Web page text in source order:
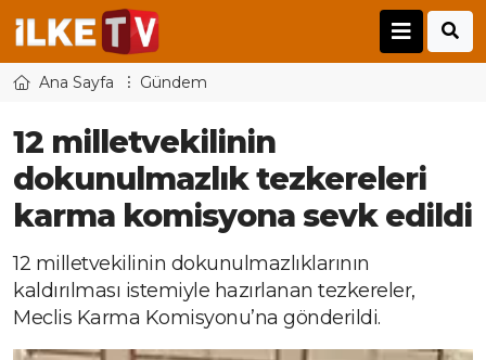
Ana Sayfa Gündem
12 milletvekilinin
dokunulmazlık tezkereleri
karma komisyona sevk edildi
12 milletvekilinin dokunulmazlıklarının
kaldırılması istemiyle hazırlanan tezkereler,
Meclis Karma Komisyonu’na gönderildi.